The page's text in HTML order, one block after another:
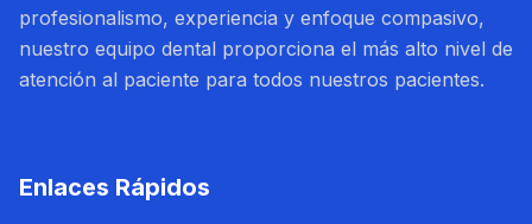
profesionalismo, experiencia y enfoque compasivo,
nuestro equipo dental proporciona el más alto nivel de
atención al paciente para todos nuestros pacientes.
Enlaces Rápidos